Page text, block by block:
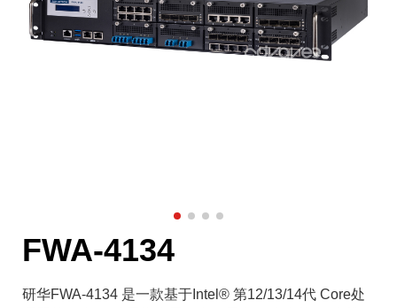
FWA-4134
研华FWA-4134 是一款基于Intel® 第12/13/14代 Core处